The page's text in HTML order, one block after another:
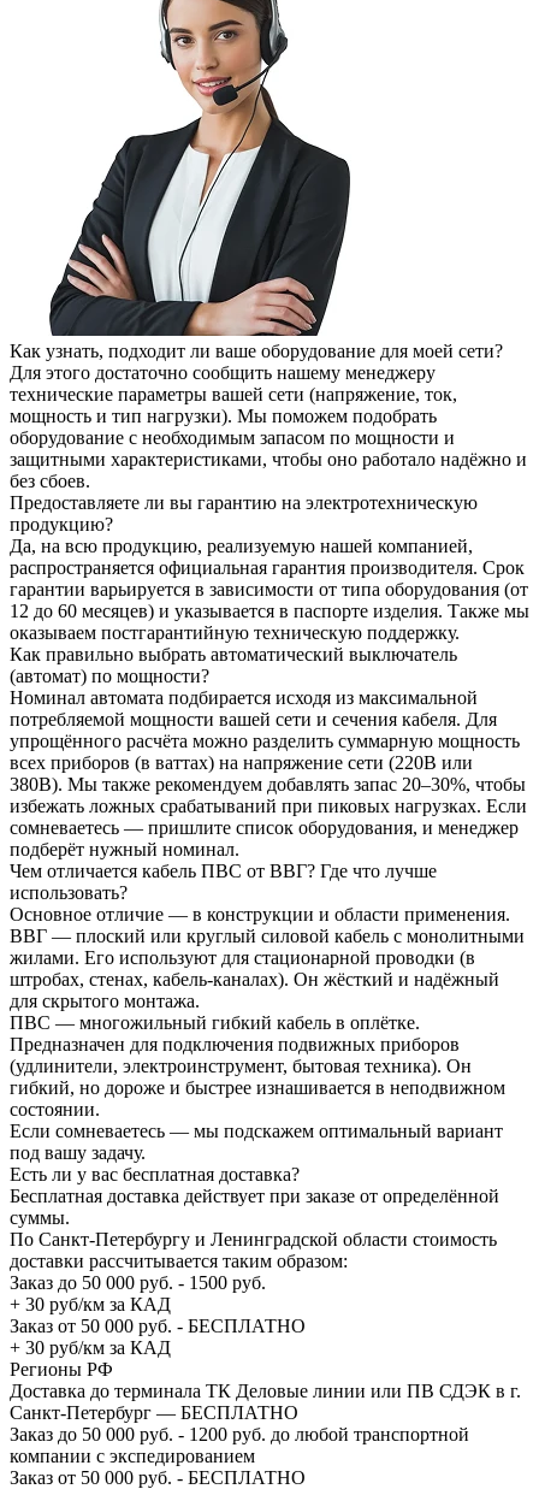
Как узнать, подходит ли ваше оборудование для моей сети?
Для этого достаточно сообщить нашему менеджеру
технические параметры вашей сети (напряжение, ток,
мощность и тип нагрузки). Мы поможем подобрать
оборудование с необходимым запасом по мощности и
защитными характеристиками, чтобы оно работало надёжно и
без сбоев.
Предоставляете ли вы гарантию на электротехническую
продукцию?
Да, на всю продукцию, реализуемую нашей компанией,
распространяется официальная гарантия производителя. Срок
гарантии варьируется в зависимости от типа оборудования (от
12 до 60 месяцев) и указывается в паспорте изделия. Также мы
оказываем постгарантийную техническую поддержку.
Как правильно выбрать автоматический выключатель
(автомат) по мощности?
Номинал автомата подбирается исходя из максимальной
потребляемой мощности вашей сети и сечения кабеля. Для
упрощённого расчёта можно разделить суммарную мощность
всех приборов (в ваттах) на напряжение сети (220В или
380В). Мы также рекомендуем добавлять запас 20–30%, чтобы
избежать ложных срабатываний при пиковых нагрузках. Если
сомневаетесь — пришлите список оборудования, и менеджер
подберёт нужный номинал.
Чем отличается кабель ПВС от ВВГ? Где что лучше
использовать?
Основное отличие — в конструкции и области применения.
ВВГ — плоский или круглый силовой кабель с монолитными
жилами. Его используют для стационарной проводки (в
штробах, стенах, кабель-каналах). Он жёсткий и надёжный
для скрытого монтажа.
ПВС — многожильный гибкий кабель в оплётке.
Предназначен для подключения подвижных приборов
(удлинители, электроинструмент, бытовая техника). Он
гибкий, но дороже и быстрее изнашивается в неподвижном
состоянии.
Если сомневаетесь — мы подскажем оптимальный вариант
под вашу задачу.
Есть ли у вас бесплатная доставка?
Бесплатная доставка действует при заказе от определённой
суммы.
По Санкт-Петербургу и Ленинградской области стоимость
доставки рассчитывается таким образом:
Заказ до 50 000 руб. - 1500 руб.
+ 30 руб/км за КАД
Заказ от 50 000 руб. - БЕСПЛАТНО
+ 30 руб/км за КАД
Регионы РФ
Доставка до терминала ТК Деловые линии или ПВ СДЭК в г.
Санкт-Петербург — БЕСПЛАТНО
Заказ до 50 000 руб. - 1200 руб. до любой транспортной
компании с экспедированием
Заказ от 50 000 руб. - БЕСПЛАТНО